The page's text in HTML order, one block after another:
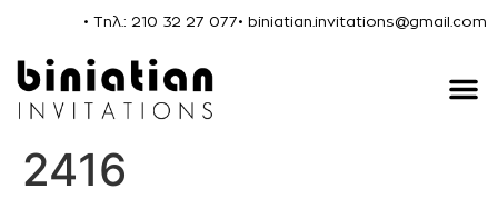
• Τηλ.: 210 32 27 077• biniatian.invitations@gmail.com
2416